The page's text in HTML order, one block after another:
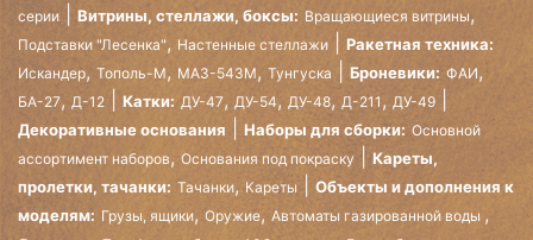
серии
Витрины, стеллажи, боксы: Вращающиеся витрины,
Подставки "Лесенка", Настенные стеллажи Ракетная техника:
Искандер, Тополь-М, МАЗ-543М, Тунгуска Броневики: ФАИ,
БА-27, Д-12 Катки: ДУ-47, ДУ-54, ДУ-48, Д-211, ДУ-49
Декоративные основания Наборы для сборки: Основной
ассортимент наборов, Основания под покраску
Кареты,
пролетки, тачанки: Тачанки, Кареты
Объекты и дополнения к
моделям: Грузы, ящики, Оружие, Автоматы газированной воды ,